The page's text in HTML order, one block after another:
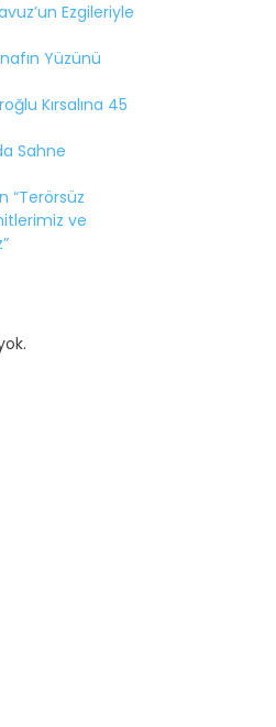
Ezgileriyle
Yüzünü
Kırsalına 45
Sahne
“Terörsüz
ve